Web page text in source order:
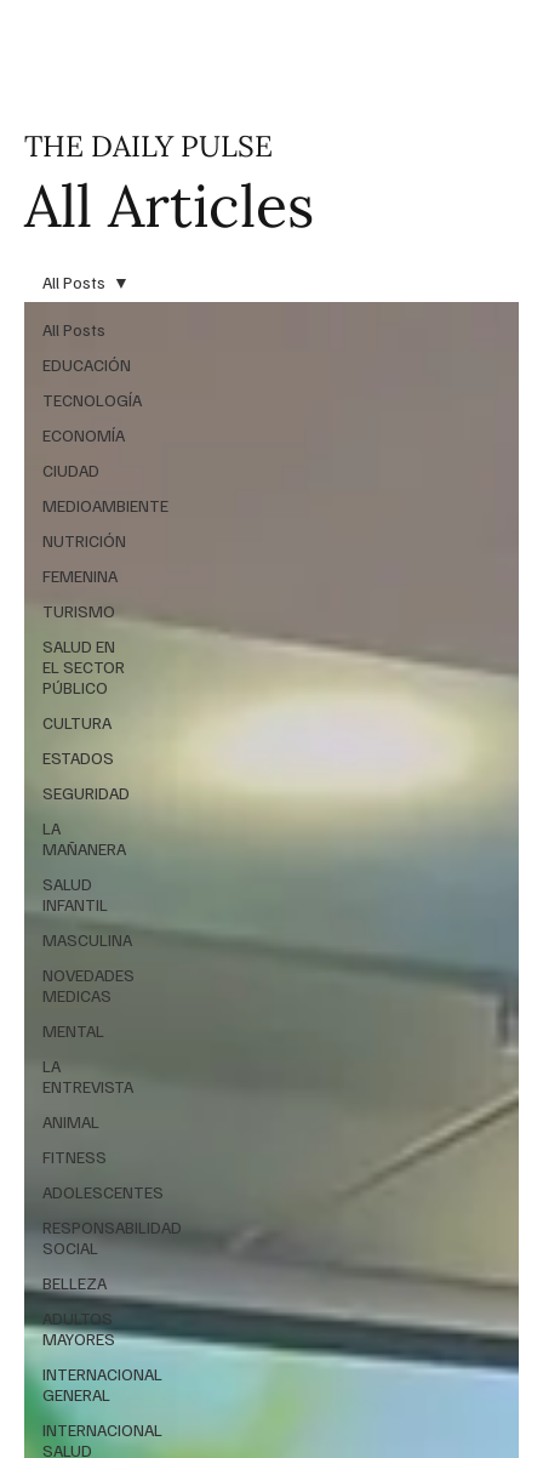
All Articles
THE DAILY PULSE
All Posts
EDUCACIÓN
TECNOLOGÍA
ECONOMÍA
CIUDAD
MEDIOAMBIENTE
NUTRICIÓN
FEMENINA
TURISMO
SALUD EN
EL SECTOR
PÚBLICO
CULTURA
ESTADOS
SEGURIDAD
LA
MAÑANERA
SALUD
INFANTIL
MASCULINA
NOVEDADES
MEDICAS
MENTAL
LA
ENTREVISTA
ANIMAL
FITNESS
ADOLESCENTES
RESPONSABILIDAD
SOCIAL
BELLEZA
ADULTOS
MAYORES
INTERNACIONAL
GENERAL
INTERNACIONAL
SALUD
All Posts